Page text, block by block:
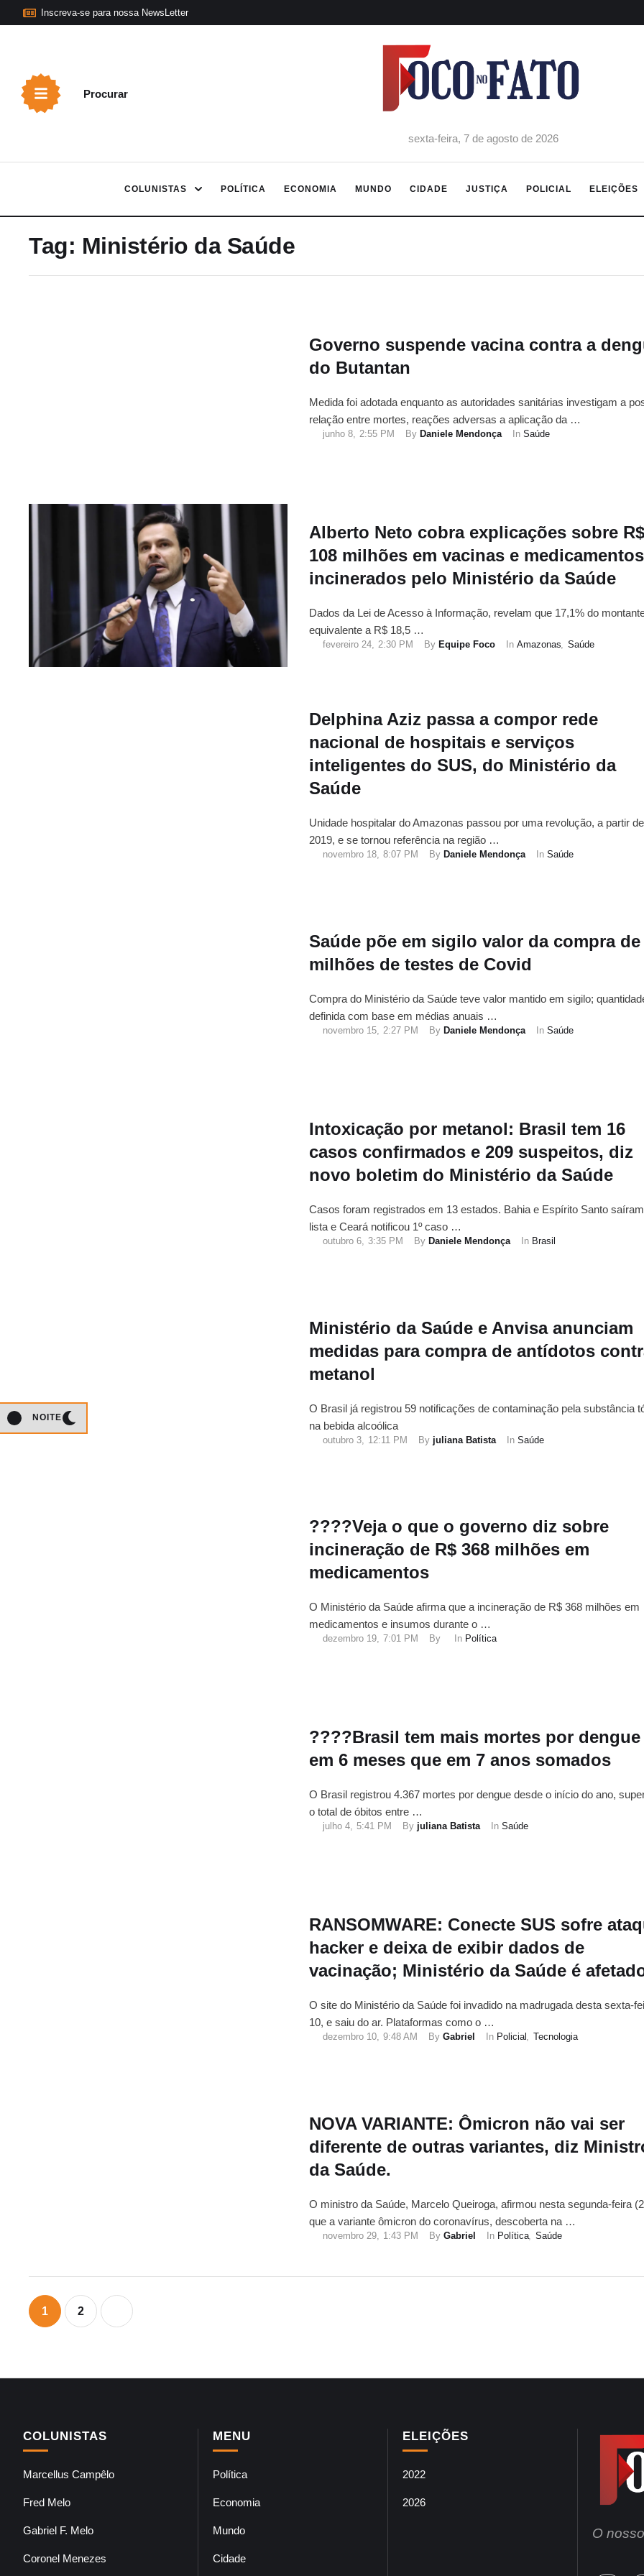
Inscreva-se para nossa NewsLetter
Procurar
sexta-feira, 7 de agosto de 2026
NOITE
COLUNISTAS POLÍTICA ECONOMIA MUNDO CIDADE JUSTIÇA POLICIAL ELEIÇÕES
Tag: Ministério da Saúde
Governo suspende vacina contra a
do Butantan
Medida foi adotada enquanto as autoridades sanitárias investigam a
relação entre mortes, reações adversas a aplicação da …
junho 8, 2:55 PM By Daniele Mendonça In Saúde
Alberto Neto cobra explicações sobre R$
108 milhões em vacinas e medicamentos
incinerados pelo Ministério da Saúde
Dados da Lei de Acesso à Informação, revelam que 17,1% do
equivalente a R$ 18,5 …
fevereiro 24, 2:30 PM By Equipe Foco In Amazonas Saúde
Delphina Aziz passa a compor rede
nacional de hospitais e serviços
inteligentes do SUS, do Ministério da
Saúde
Unidade hospitalar do Amazonas passou por uma revolução, a partir de
2019, e se tornou referência na região …
novembro 18, 8:07 PM By Daniele Mendonça In Saúde
Saúde põe em sigilo valor da compra de
milhões de testes de Covid
Compra do Ministério da Saúde teve valor mantido em sigilo;
definida com base em médias anuais …
novembro 15, 2:27 PM By Daniele Mendonça In Saúde
Intoxicação por metanol: Brasil tem 16
casos confirmados e 209 suspeitos, diz
novo boletim do Ministério da Saúde
Casos foram registrados em 13 estados. Bahia e Espírito Santo
lista e Ceará notificou 1º caso …
outubro 6, 3:35 PM By Daniele Mendonça In Brasil
Ministério da Saúde e Anvisa anunciam
medidas para compra de antídotos
metanol
O Brasil já registrou 59 notificações de contaminação pela substância
na bebida alcoólica
outubro 3, 12:11 PM By juliana Batista In Saúde
????Veja o que o governo diz sobre
incineração de R$ 368 milhões em
medicamentos
O Ministério da Saúde afirma que a incineração de R$ 368 milhões em
medicamentos e insumos durante o …
dezembro 19, 7:01 PM By In Política
????Brasil tem mais mortes por dengue
em 6 meses que em 7 anos somados
O Brasil registrou 4.367 mortes por dengue desde o início do ano,
o total de óbitos entre …
julho 4, 5:41 PM By juliana Batista In Saúde
RANSOMWARE: Conecte SUS sofre
hacker e deixa de exibir dados de
vacinação; Ministério da Saúde é
O site do Ministério da Saúde foi invadido na madrugada desta sexta-
10, e saiu do ar. Plataformas como o …
dezembro 10, 9:48 AM By Gabriel In Policial Tecnologia
NOVA VARIANTE: Ômicron não vai ser
diferente de outras variantes, diz
da Saúde.
O ministro da Saúde, Marcelo Queiroga, afirmou nesta segunda-feira
que a variante ômicron do coronavírus, descoberta na …
novembro 29, 1:43 PM By Gabriel In Política, Saúde
1 2
COLUNISTAS
Marcellus Campêlo
Fred Melo
Gabriel F. Melo
Coronel Menezes
MENU
Política
Economia
Mundo
Cidade
ELEIÇÕES
2022
2026
O